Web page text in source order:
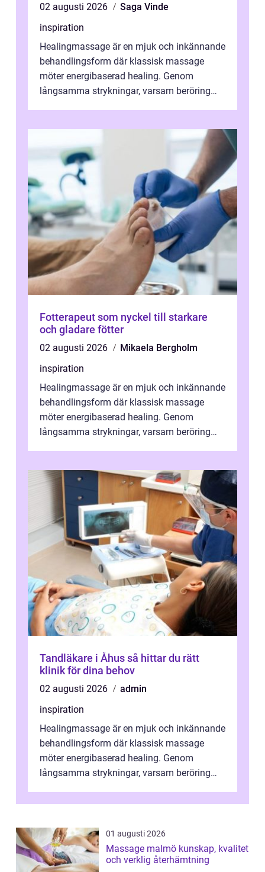
02 augusti 2026
Saga Vinde
inspiration
Healingmassage är en mjuk och inkännande
behandlingsform där klassisk massage
möter energibaserad healing. Genom
långsamma strykningar, varsam beröring
Fotterapeut som nyckel till starkare
och gladare fötter
02 augusti 2026
Mikaela Bergholm
inspiration
Healingmassage är en mjuk och inkännande
behandlingsform där klassisk massage
möter energibaserad healing. Genom
långsamma strykningar, varsam beröring
Tandläkare i Åhus så hittar du rätt
klinik för dina behov
02 augusti 2026
admin
inspiration
Healingmassage är en mjuk och inkännande
behandlingsform där klassisk massage
möter energibaserad healing. Genom
långsamma strykningar, varsam beröring
nervsys...
01 augusti 2026
Massage malmö kunskap, kvalitet
och verklig återhämtning